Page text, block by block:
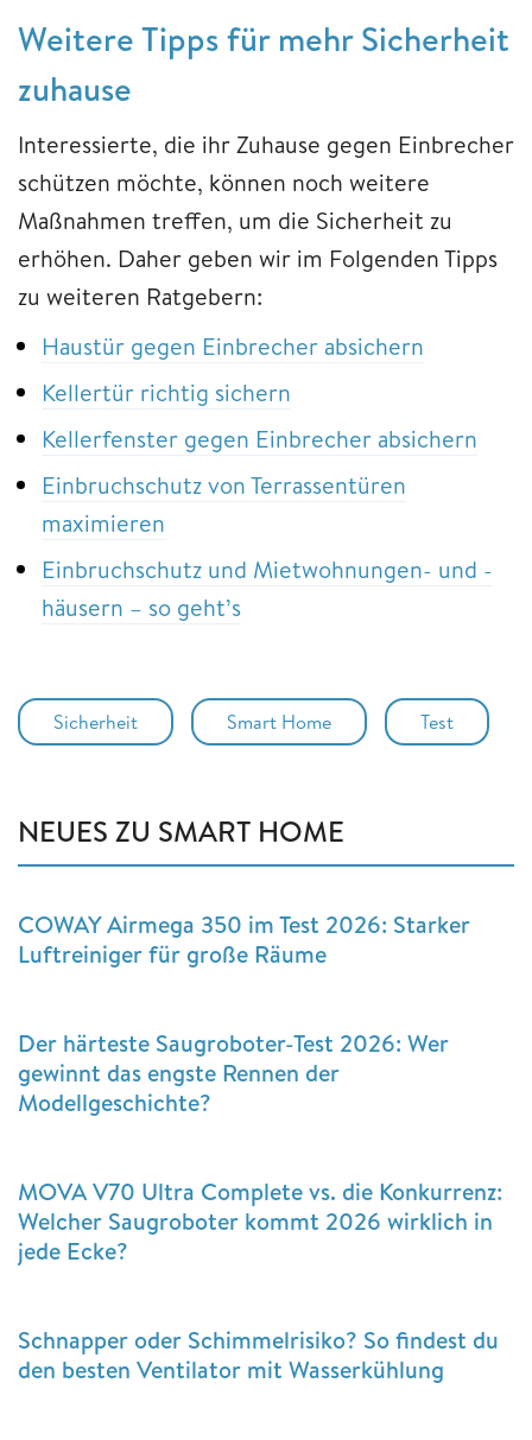
Weitere Tipps für mehr Sicherheit
zuhause
Interessierte, die ihr Zuhause gegen Einbrecher
schützen möchte, können noch weitere
Maßnahmen treffen, um die Sicherheit zu
erhöhen. Daher geben wir im Folgenden Tipps
zu weiteren Ratgebern:
Haustür gegen Einbrecher absichern
Kellertür richtig sichern
Kellerfenster gegen Einbrecher absichern
Einbruchschutz von Terrassentüren
maximieren
Einbruchschutz und Mietwohnungen- und -
häusern – so geht’s
Sicherheit Smart Home Test
NEUES ZU SMART HOME
COWAY Airmega 350 im Test 2026: Starker
Luftreiniger für große Räume
Der härteste Saugroboter-Test 2026: Wer
gewinnt das engste Rennen der
Modellgeschichte?
MOVA V70 Ultra Complete vs. die Konkurrenz:
Welcher Saugroboter kommt 2026 wirklich in
jede Ecke?
Schnapper oder Schimmelrisiko? So findest du
den besten Ventilator mit Wasserkühlung